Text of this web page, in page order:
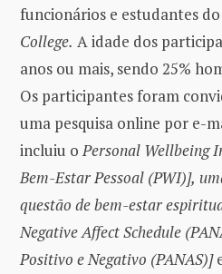
funcionários e estudantes
College. A idade dos
anos ou mais, sendo 25%
Os participantes foram
uma pesquisa online por e-
incluiu oPersonal Wellbeing
Bem-Estar Pessoal (PWI)],
questão de bem-estar
Negative Affect Schedule
Positivo e Negativo (PANAS)]